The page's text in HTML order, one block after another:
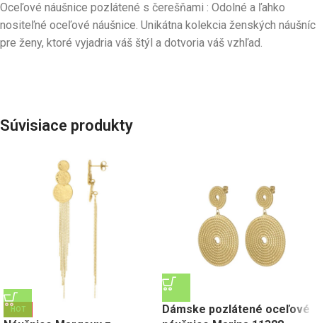
Oceľové náušnice pozlátené s čerešňami : Odolné a ľahko
nositeľné oceľové náušnice. Unikátna kolekcia ženských náušníc
pre ženy, ktoré vyjadria váš štýl a dotvoria váš vzhľad.
Súvisiace produkty
HOT
Dámske pozlátené oceľové